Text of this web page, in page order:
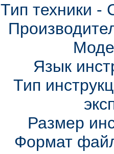
Тип техники
Язык
Тип
Размер
Формат